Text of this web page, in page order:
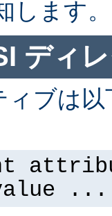
します。
ディ
ィブは